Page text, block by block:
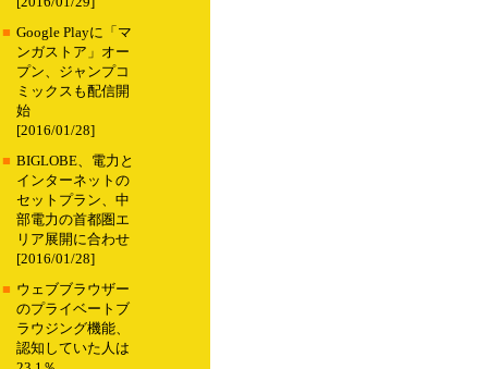
■ Google Playに「マ
ンガストア」オー
プン、ジャンプコ
ミックスも配信開
始
[2016/01/28]
■ BIGLOBE、電力と
インターネットの
セットプラン、中
部電力の首都圏エ
リア展開に合わせ
[2016/01/28]
■ ウェブブラウザー
のプライベートブ
ラウジング機能、
認知していた人は